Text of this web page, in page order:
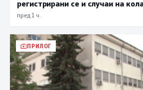
регистрирани се и случаи на
од високите температури
пред 1 ч.
ПРИЛОГ